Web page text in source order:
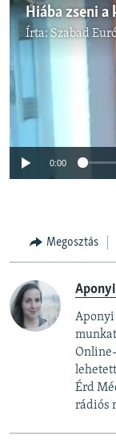
Írta: Szabad
Auto
0:00
Megosztás
Aponyi
Érd
rádiós